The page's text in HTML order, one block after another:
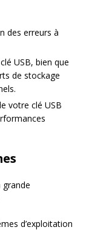
des erreurs à
USB, bien que
de stockage
votre clé USB
grande
d’exploitation